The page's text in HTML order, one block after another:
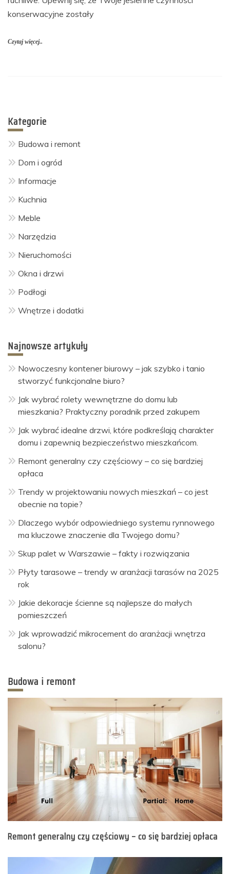
konserwacyjne zostały
Czytaj więcej..
Kategorie
Budowa i remont
Dom i ogród
Informacje
Kuchnia
Meble
Narzędzia
Nieruchomości
Okna i drzwi
Podłogi
Wnętrze i dodatki
Najnowsze artykuły
Nowoczesny kontener biurowy – jak szybko i tanio
stworzyć funkcjonalne biuro?
Jak wybrać rolety wewnętrzne do domu lub
mieszkania? Praktyczny poradnik przed zakupem
Jak wybrać idealne drzwi, które podkreślają charakter
domu i zapewnią bezpieczeństwo mieszkańcom.
Remont generalny czy częściowy – co się bardziej
opłaca
Trendy w projektowaniu nowych mieszkań – co jest
obecnie na topie?
Dlaczego wybór odpowiedniego systemu rynnowego
ma kluczowe znaczenie dla Twojego domu?
Skup palet w Warszawie – fakty i rozwiązania
Płyty tarasowe – trendy w aranżacji tarasów na 2025
rok
Jakie dekoracje ścienne są najlepsze do małych
pomieszczeń
Jak wprowadzić mikrocement do aranżacji wnętrza
salonu?
Budowa i remont
Remont generalny czy częściowy – co się bardziej opłaca